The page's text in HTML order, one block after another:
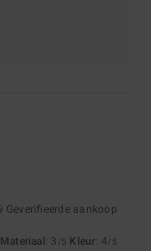
Geverifieerde aankoop
Materiaal: 3 /5 Kleur: 4/5